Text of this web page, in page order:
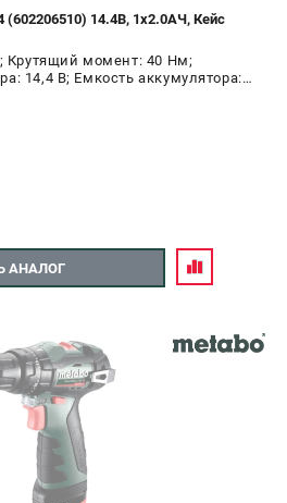
(602206510) 14.4В, 1х2.0АЧ, Кейс
Крутящий момент: 40 Нм;
14,4 В; Емкость аккумулятора:
АНАЛОГ